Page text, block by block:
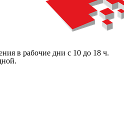
в рабочие дни с 10 до 18 ч.